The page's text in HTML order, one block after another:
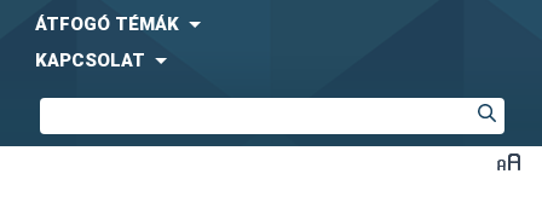
ÁTFOGÓ TÉMÁK
KAPCSOLAT